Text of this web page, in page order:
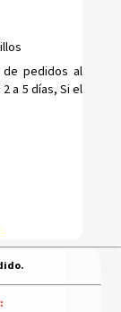
pedidos al
a 5 días, Si el
: